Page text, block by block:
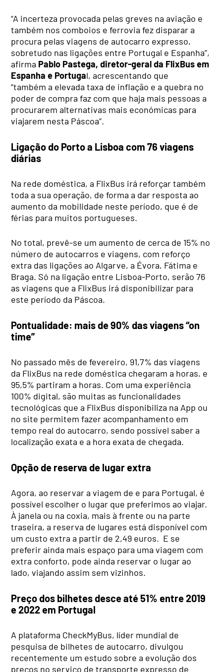
“A incerteza provocada pelas greves na aviação e
também nos comboios e ferrovia fez disparar a
procura pelas viagens de autocarro expresso,
sobretudo nas ligações entre Portugal e Espanha”,
afirma Pablo Pastega, diretor-geral da FlixBus em
Espanha e Portugal, acrescentando que
“também a elevada taxa de inflação e a quebra no
poder de compra faz com que haja mais pessoas a
procurarem alternativas mais económicas para
viajarem nesta Páscoa”.
Ligação do Porto a Lisboa com 76 viagens
diárias
Na rede doméstica, a FlixBus irá reforçar também
toda a sua operação, de forma a dar resposta ao
aumento da mobilidade neste período, que é de
férias para muitos portugueses.
No total, prevê-se um aumento de cerca de 15% no
número de autocarros e viagens, com reforço
extra das ligações ao Algarve, a Évora, Fátima e
Braga. Só na ligação entre Lisboa-Porto, serão 76
as viagens que a FlixBus irá disponibilizar para
este período da Páscoa.
Pontualidade: mais de 90% das viagens “on
time”
No passado mês de fevereiro, 91,7% das viagens
da FlixBus na rede doméstica chegaram a horas, e
95,5% partiram a horas. Com uma experiência
100% digital, são muitas as funcionalidades
tecnológicas que a FlixBus disponibiliza na App ou
no site permitem fazer acompanhamento em
tempo real do autocarro, sendo possível saber a
localização exata e a hora exata de chegada.
Opção de reserva de lugar extra
Agora, ao reservar a viagem de e para Portugal, é
possível escolher o lugar que preferimos ao viajar.
À janela ou na coxia, mais à frente ou na parte
traseira, a reserva de lugares está disponível com
um custo extra a partir de 2,49 euros. E se
preferir ainda mais espaço para uma viagem com
extra conforto, pode ainda reservar o lugar ao
lado, viajando assim sem vizinhos.
Preço dos bilhetes desce até 51% entre 2019
e 2022 em Portugal
A plataforma CheckMyBus, líder mundial de
pesquisa de bilhetes de autocarro, divulgou
recentemente um estudo sobre a evolução dos
preços no serviço de transporte expresso de